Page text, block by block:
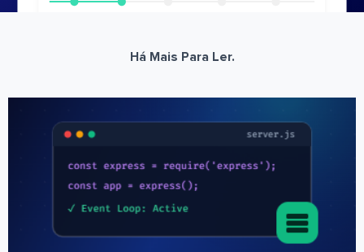
Há Mais Para Ler.